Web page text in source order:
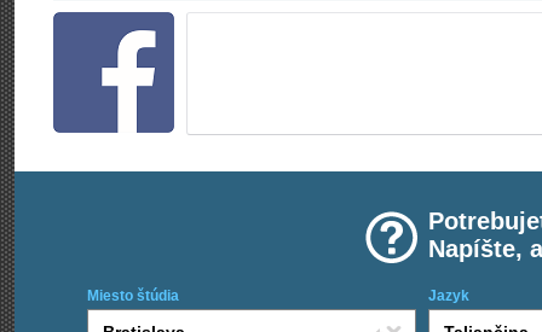
Napíšte,
Miesto štúdia Jazyk